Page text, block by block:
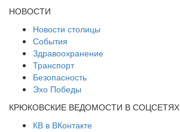
НОВОСТИ
Новости столицы
События
Здравоохранение
Транспорт
Безопасность
Эхо Победы
КРЮКОВСКИЕ ВЕДОМОСТИ В СОЦСЕТЯХ
КВ в ВКонтакте